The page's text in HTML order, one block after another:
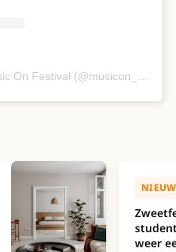
Festival (@musicon_festival)
weer